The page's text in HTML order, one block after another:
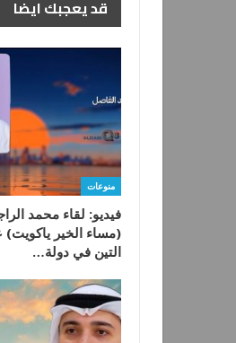
قد يعجبك ايضا
منوعات
فيديو: لقاء محمد
(مساء الخير ياكويت)
التين في دولة…